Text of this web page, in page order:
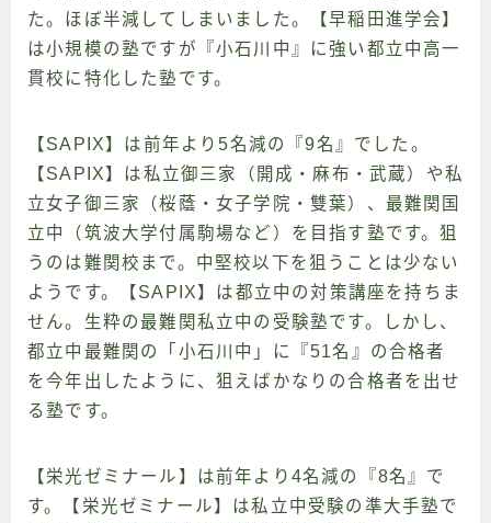
た。ほぼ半減してしまいました。【早稲田進学会】
は小規模の塾ですが『小石川中』に強い都立中高一
貫校に特化した塾です。
【SAPIX】は前年より5名減の『9名』でした。
【SAPIX】は私立御三家（開成・麻布・武蔵）や私
立女子御三家（桜蔭・女子学院・雙葉）、最難関国
立中（筑波大学付属駒場など）を目指す塾です。狙
うのは難関校まで。中堅校以下を狙うことは少ない
ようです。【SAPIX】は都立中の対策講座を持ちま
せん。生粋の最難関私立中の受験塾です。しかし、
都立中最難関の「小石川中」に『51名』の合格者
を今年出したように、狙えばかなりの合格者を出せ
る塾です。
【栄光ゼミナール】は前年より4名減の『8名』で
す。【栄光ゼミナール】は私立中受験の準大手塾で